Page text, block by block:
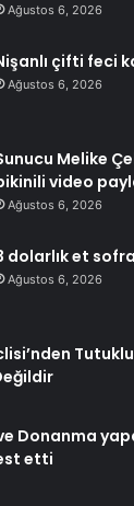
Ağustos 6, 2026
çifti feci
Ağustos 6, 2026
Melike
video
Ağustos 6, 2026
dolarlık et
Ağustos 6, 2026
Donanma
etti